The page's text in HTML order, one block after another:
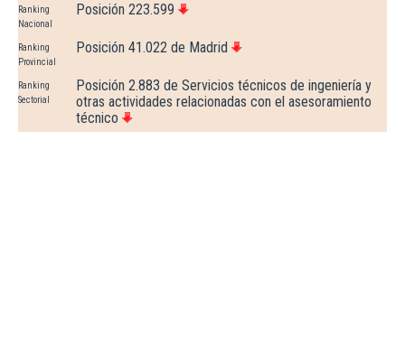
Ranking
Nacional
Posición 223.599
Ranking
Provincial
Posición 41.022 de Madrid
Ranking
Sectorial
Posición 2.883 de Servicios técnicos de ingeniería y
otras actividades relacionadas con el asesoramiento
técnico